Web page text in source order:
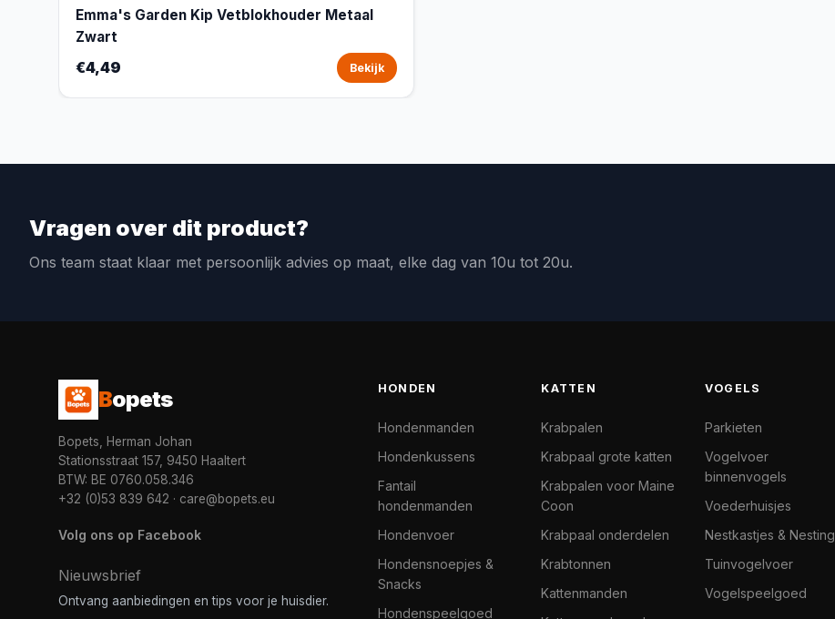
Emma's Garden Kip Vetblokhouder Metaal
Zwart
€4,49 Bekijk
Vragen over dit product?
Ons team staat klaar met persoonlijk advies op maat, elke dag van 10u tot 20u.
Bopets
Bopets, Herman Johan
Stationsstraat 157, 9450 Haaltert
BTW: BE 0760.058.346
+32 (0)53 839 642 · care@bopets.eu
Volg ons op Facebook
Nieuwsbrief
Ontvang aanbiedingen en tips voor je huisdier.
HONDEN
Hondenmanden
Hondenkussens
Fantail
hondenmanden
Hondenvoer
Hondensnoepjes &
Snacks
Hondenspeelgoed
KATTEN
Krabpalen
Krabpaal grote katten
Krabpalen voor Maine
Coon
Krabpaal onderdelen
Krabtonnen
Kattenmanden
VOGELS
Parkieten
Vogelvoer
binnenvogels
Voederhuisjes
Nestkastjes & Nesting
Tuinvogelvoer
Vogelspeelgoed